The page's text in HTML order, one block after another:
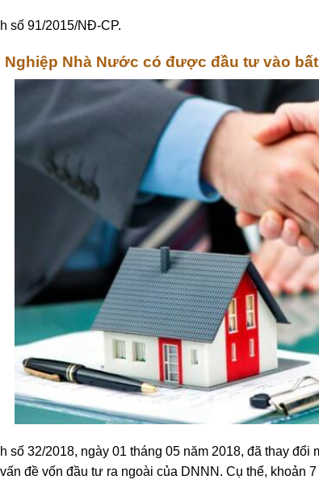
số 91/2015/NĐ-CP.
Nghiệp Nhà Nước có được đầu tư vào
số 32/2018, ngày 01 tháng 05 năm 2018, đã thay
đề vốn đầu tư ra ngoài của DNNN. Cụ thể, khoản